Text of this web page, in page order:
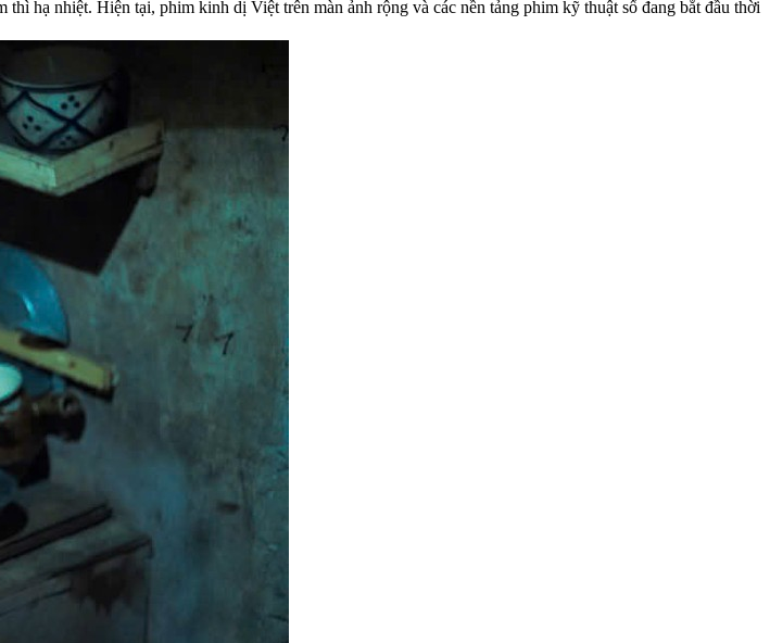
hạ nhiệt. Hiện tại, phim kinh dị Việt trên màn ảnh rộng và các nền tảng phim kỹ thuật số đang bắt đầu thời